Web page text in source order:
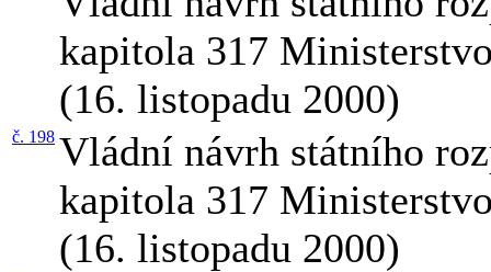
kapitola 317
(16. listopadu 2000)
č. 198 Vládní návrh státního
kapitola 317
(16. listopadu 2000)